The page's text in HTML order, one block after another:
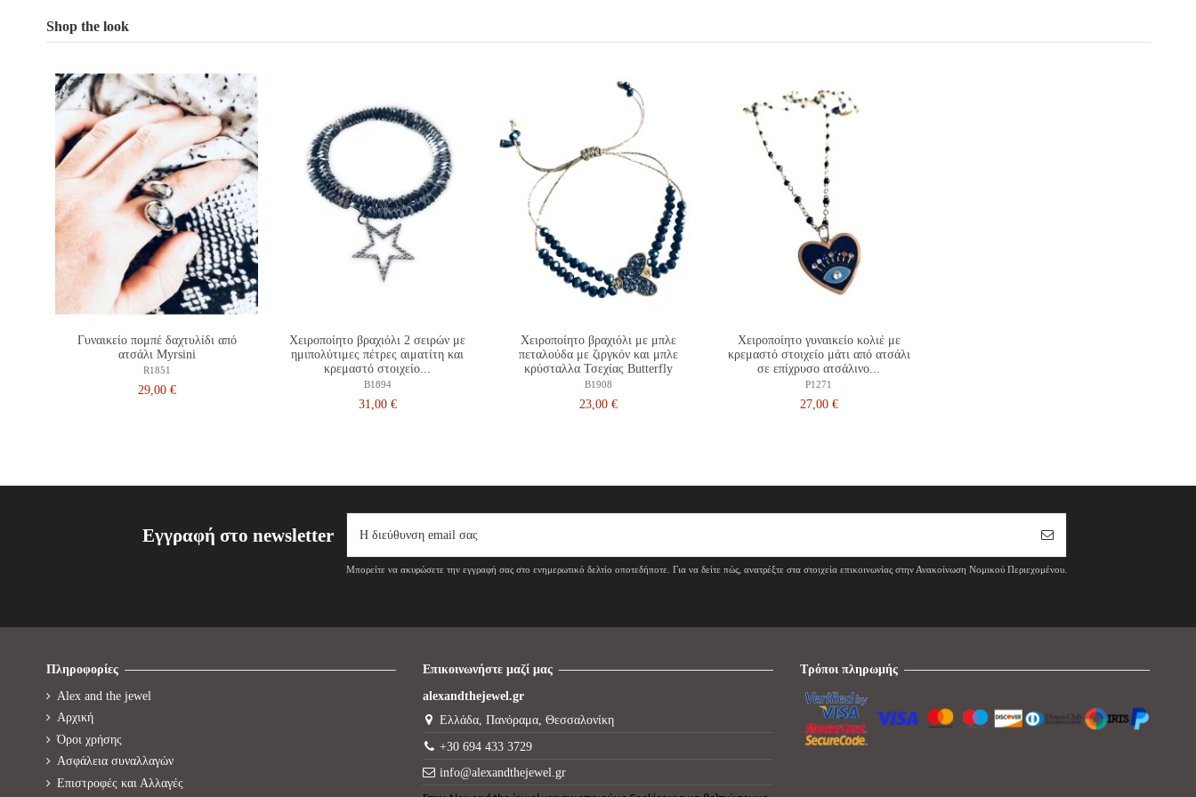
Shop the look
Γυναικείο πομπέ δαχτυλίδι από
ατσάλι Myrsini
R1851
29,00 €
Χειροποίητο βραχιόλι 2 σειρών με
ημιπολύτιμες πέτρες αιματίτη και
κρεμαστό στοιχείο...
B1894
31,00 €
Χειροποίητο βραχιόλι με μπλε
πεταλούδα με ζιργκόν και μπλε
κρύσταλλα Τσεχίας Butterfly
B1908
23,00 €
Χειροποίητο γυναικείο κολιέ με
κρεμαστό στοιχείο μάτι από ατσάλι
σε επίχρυσο ατσάλινο...
P1271
27,00 €
Εγγραφή στο newsletter
Μπορείτε να ακυρώσετε την εγγραφή σας στο ενημερωτικό δελτίο οποτεδήποτε. Για να δείτε πώς, ανατρέξτε στα στοιχεία επικοινωνίας στην Ανακοίνωση Νομικού Περιεχομένου.
Πληροφορίες
Alex and the jewel
Αρχική
Όροι χρήσης
Ασφάλεια συναλλαγών
Επιστροφές και Αλλαγές
Επικοινωνήστε μαζί μας
alexandthejewel.gr
Ελλάδα, Πανόραμα, Θεσσαλονίκη
+30 694 433 3729
info@alexandthejewel.gr
Τρόποι πληρωμής